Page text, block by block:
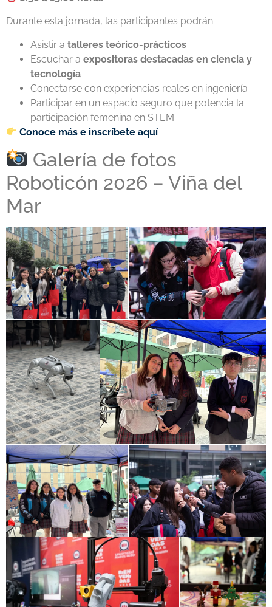
Durante esta jornada, las participantes podrán:
Asistir a talleres teórico-prácticos
Escuchar a expositoras destacadas en ciencia y
tecnología
Conectarse con experiencias reales en ingeniería
Participar en un espacio seguro que potencia la
participación femenina en STEM
Conoce más e inscríbete aquí
Galería de fotos
Roboticón 2026 – Viña del
Mar